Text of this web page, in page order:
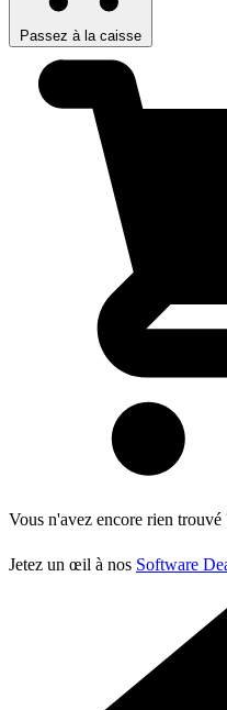
Passez à la caisse
Vous n'avez encore rien trouvé
Jetez un œil à nos Software